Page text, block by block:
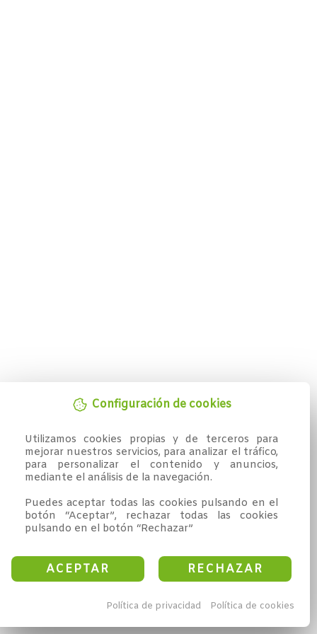
Configuración de cookies
Utilizamos cookies propias y de terceros para
mejorar nuestros servicios, para analizar el tráfico,
para personalizar el contenido y anuncios,
mediante el análisis de la navegación.
Puedes aceptar todas las cookies pulsando en el
botón “Aceptar”, rechazar todas las cookies
pulsando en el botón “Rechazar”
ACEPTAR RECHAZAR
Política de privacidad Política de cookies